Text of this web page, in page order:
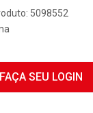
5098552
SEU LOGIN